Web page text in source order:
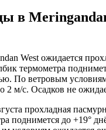
в
West ожидается
термометра
По ветровым
2 м/с. Осадков не
прохладная
поднимется до +19°